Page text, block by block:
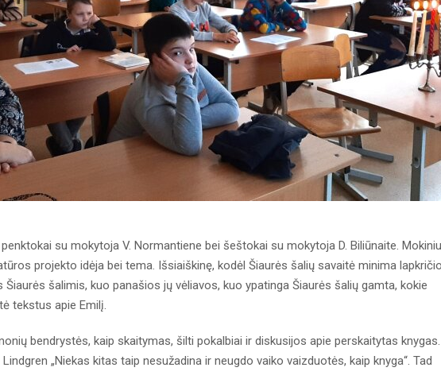
su mokytoja V. Normantiene bei šeštokai su mokytoja D. Biliūnaite.
projekto idėja bei tema. Išsiaiškinę, kodėl Šiaurės šalių savaitė minima
šalimis, kuo panašios jų vėliavos, kuo ypatinga Šiaurės šalių gamta, kokie
tekstus apie Emilį.
bendrystės, kaip skaitymas, šilti pokalbiai ir diskusijos apie perskaitytas knygas.
„Niekas kitas taip nesužadina ir neugdo vaiko vaizduotės, kaip knyga“. Tad